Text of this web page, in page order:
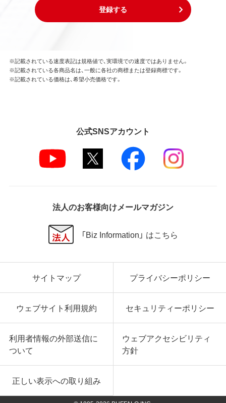
登録する
※記載されている速度表記は規格値で、実環境での速度ではありません。
※記載されている各商品名は、一般に各社の商標または登録商標です。
※記載されている価格は、希望小売価格です。
公式SNSアカウント
法人のお客様向けメールマガジン
「Biz Information」 はこちら
サイトマップ プライバシーポリシー
ウェブサイト利用規約 セキュリティーポリシー
利用者情報の外部送信に
ついて
ウェブアクセシビリティ
方針
正しい表示への取り組み